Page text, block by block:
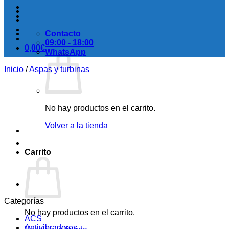
0,00€
No hay productos en el carrito.
Volver a la tienda
Carrito
No hay productos en el carrito.
Contacto
09:00 - 18:00
WhatsApp
Inicio /Aspas y turbinas
Categorías
ACS